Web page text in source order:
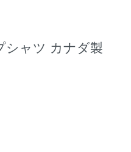
シャツ カナダ製